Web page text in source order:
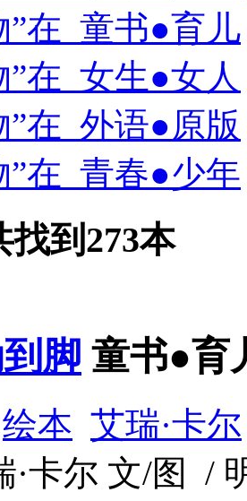
”在 童书●育儿
”在 女生●女人
”在 外语●原版
”在 青春●少年
到273本
脚 童书●育
绘本 艾瑞·卡尔
·卡尔 文/图 /